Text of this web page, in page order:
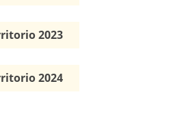
2023
2024